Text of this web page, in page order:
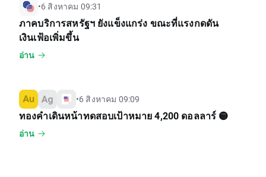
•6 สิงหาคม 09:31
ภาคบริการสหรัฐฯ ยังแข็งแกร่ง ขณะที่แรงกดดัน
เงินเฟ้อเพิ่มขึ้น
อ่าน
•6 สิงหาคม 09:09
ทองคำเดินหน้าทดสอบเป้าหมาย 4,200 ดอลลาร์ 🟡
อ่าน